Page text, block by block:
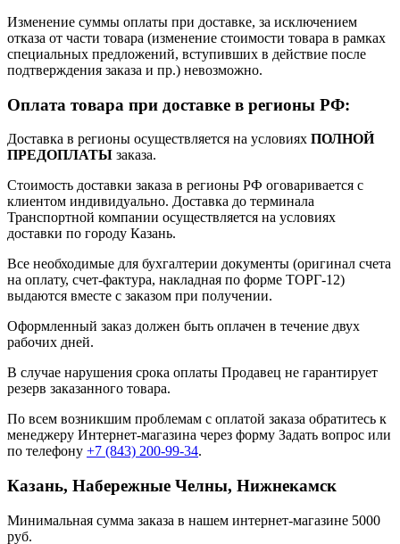
Изменение суммы оплаты при доставке, за исключением
отказа от части товара (изменение стоимости товара в рамках
специальных предложений, вступивших в действие после
подтверждения заказа и пр.) невозможно.
Оплата товара при доставке в регионы РФ:
Доставка в регионы осуществляется на условиях ПОЛНОЙ
ПРЕДОПЛАТЫ заказа.
Стоимость доставки заказа в регионы РФ оговаривается с
клиентом индивидуально. Доставка до терминала
Транспортной компании осуществляется на условиях
доставки по городу Казань.
Все необходимые для бухгалтерии документы (оригинал счета
на оплату, счет-фактура, накладная по форме ТОРГ-12)
выдаются вместе с заказом при получении.
Оформленный заказ должен быть оплачен в течение двух
рабочих дней.
В случае нарушения срока оплаты Продавец не гарантирует
резерв заказанного товара.
По всем возникшим проблемам с оплатой заказа обратитесь к
менеджеру Интернет-магазина через форму Задать вопрос или
по телефону +7 (843) 200-99-34.
Казань, Набережные Челны, Нижнекамск
Минимальная сумма заказа в нашем интернет-магазине 5000
руб.